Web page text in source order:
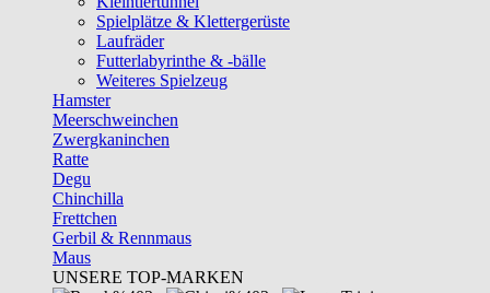
Spielplätze & Klettergerüste
Laufräder
Futterlabyrinthe & -bälle
Weiteres Spielzeug
Hamster
Meerschweinchen
Zwergkaninchen
Ratte
Degu
Chinchilla
Frettchen
Gerbil & Rennmaus
Maus
UNSERE TOP-MARKEN